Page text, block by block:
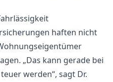
haften nicht
„Das kann gerade bei
werden“, sagt Dr.